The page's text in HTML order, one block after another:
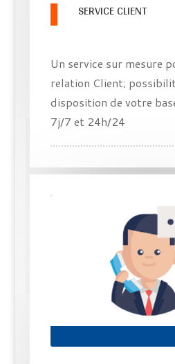
SERVICE CLIENT
Un service sur mesure
relation Client;
disposition de votre
7j/7 et 24h/24